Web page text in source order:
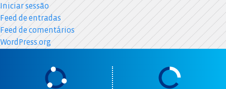
Iniciar sessão
Feed de entradas
Feed de comentários
WordPress.org